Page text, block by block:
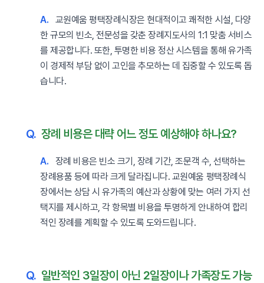
A.
교원예움 평택장례식장은 현대적이고 쾌적한 시설, 다양
한 규모의 빈소, 전문성을 갖춘 장례지도사의 1:1 맞춤 서비스
를 제공합니다. 또한, 투명한 비용 정산 시스템을 통해 유가족
이 경제적 부담 없이 고인을 추모하는 데 집중할 수 있도록 돕
습니다.
Q. 장례 비용은 대략 어느 정도 예상해야 하나요?
A.
장례 비용은 빈소 크기, 장례 기간, 조문객 수, 선택하는
장례용품 등에 따라 크게 달라집니다. 교원예움 평택장례식
장에서는 상담 시 유가족의 예산과 상황에 맞는 여러 가지 선
택지를 제시하고, 각 항목별 비용을 투명하게 안내하여 합리
적인 장례를 계획할 수 있도록 도와드립니다.
Q. 일반적인 3일장이 아닌 2일장이나 가족장도 가능